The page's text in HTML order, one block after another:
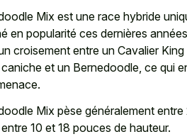
Mix est une race hybride
en popularité ces dernières
croisement entre un Cavalier King
et un Bernedoodle, ce qui
Mix pèse généralement entre
10 et 18 pouces de hauteur.